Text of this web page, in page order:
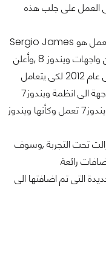
العمل على جلب هذه
وكان من أهم المطورين الذين إهتموا بهذا العمل هو Sergio James
Bruccoleri ,المطور الإيطالى الذى انبهر من واجهات ويندوز 8 ,وأعلن
فى بيانه إنها مذهلة ورائعة وانه لن ينتظر حتى عام 2012 لكى يتعامل
معها ,لذا قرر Bruccoleri ان يجلب هذه الواجهة الى انظمة ويندوز7
,وعمل على ذلك بالفعل لتقديم نسخة من ويندوز7 تعمل وكأنها ويندوز
تحت التجربة ,وسوف
رائعة.
التى تم اضافتها الى